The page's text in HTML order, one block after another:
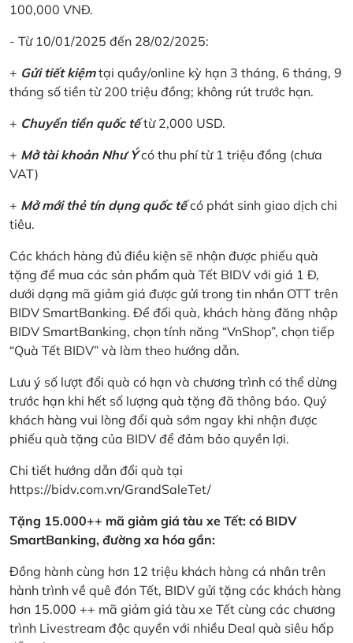
100,000 VNĐ.
- Từ 10/01/2025 đến 28/02/2025:
+ Gửi tiết kiệmtại quầy/online kỳ hạn 3 tháng, 6 tháng, 9
tháng số tiền từ 200 triệu đồng; không rút trước hạn.
+ Chuyển tiền quốc tếtừ 2,000 USD.
+ Mở tài khoản Như Ýcó thu phí từ 1 triệu đồng (chưa
VAT)
+ Mở mới thẻ tín dụng quốc tếcó phát sinh giao dịch chi
tiêu.
Các khách hàng đủ điều kiện sẽ nhận được phiếu quà
tặng để mua các sản phẩm quà Tết BIDV với giá 1 Đ,
dưới dạng mã giảm giá được gửi trong tin nhắn OTT trên
BIDV SmartBanking. Để đối quà, khách hàng đăng nhập
BIDV SmartBanking, chọn tính năng “VnShop”, chọn tiếp
“Quà Tết BIDV” và làm theo hướng dẫn.
Lưu ý số lượt đổi quà có hạn và chương trình có thể dừng
trước hạn khi hết số lượng quà tặng đã thông báo. Quý
khách hàng vui lòng đổi quà sớm ngay khi nhận được
phiếu quà tặng của BIDV để đảm bảo quyền lợi.
Chi tiết hướng dẫn đổi quà tại
https://bidv.com.vn/GrandSaleTet/
Tặng 15.000++ mã giảm giá tàu xe Tết: có BIDV
SmartBanking, đường xa hóa gần:
Đồng hành cùng hơn 12 triệu khách hàng cá nhân trên
hành trình về quê đón Tết, BIDV gửi tặng các khách hàng
hơn 15.000 ++ mã giảm giá tàu xe Tết cùng các chương
trình Livestream độc quyền với nhiều Deal quà siêu hấp